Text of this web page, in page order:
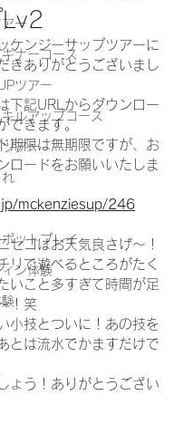
ー
ナーコース
ツアー
ルアップコース
アー
れ
ットプレイ
ン体験
Lv2
ケンジーサップツアーに
きありがとうございまし
下記URLからダウンロー
できます。
期限は無期限ですが、お
ロードをお願いいたしま
mckenziesup/246
セコはお天気良さげ〜！
リで遊べるところがたく
いこと多すぎて時間が足
！笑
小技とついに！あの技を
とは流水でかますだけで
ょう！ありがとうござい